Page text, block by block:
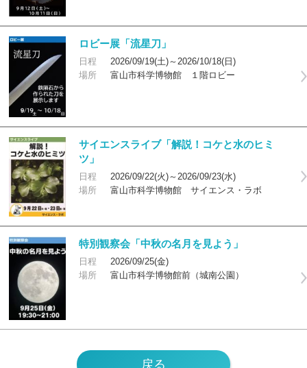
ロビー展「流星刀」
日程
2026/09/19(土)～2026/10/18(日)
場所
富山市科学博物館 １階ロビー
サイエンスライブ「解説！コケと水のヒミ
ツ」
日程
2026/09/22(火)～2026/09/23(水)
場所
富山市科学博物館 サイエンス・ラボ
特別観察会「中秋の名月を見よう」
日程
2026/09/25(金)
場所
富山市科学博物館前（城南公園）